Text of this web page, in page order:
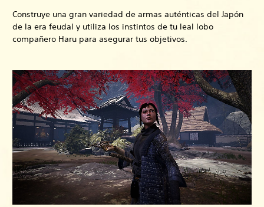
Construye una gran variedad de armas auténticas del Japón
de la era feudal y utiliza los instintos de tu leal lobo
compañero Haru para asegurar tus objetivos.